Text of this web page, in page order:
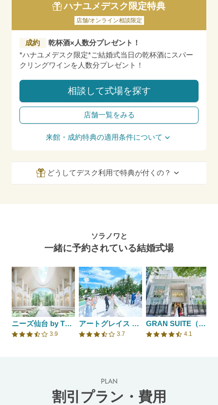
ハナユメデスク限定特典
店舗/オンライン相談限定
成約
乾杯酒×人数分プレゼント！
*ハナユメデスク限定*ご結婚式当日の乾杯酒にスパー
クリングワインを人数分プレゼント！
相談して式場を探す
店舗一覧をみる
来館・成約特典の適用条件について
どうしてデスク利用で特典が付くの？
ソラノワと
一緒に予約されている結婚式場
ニーズ仙台 by T&G WEDDING(旧 アーカンジェル迎賓館 仙台)
口コミ評価
3.9
アートグレイス フォレスト迎賓館
口コミ評価
3.7
GRAN SUITE（グラン スイート）/FIVESTAR WEDDING
口コミ評価
4.1
PLAN
割引プラン・費用